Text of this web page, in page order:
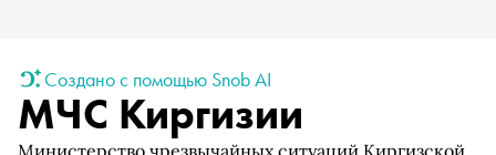
Создано с помощью Snob AI
МЧС Киргизии
Министерство чрезвычайных ситуаций Киргизской